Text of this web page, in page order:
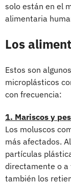
solo están en el
alimentaria
Los
Estos son
microplásticos
con frecuencia:
1. Mariscos y
Los moluscos
más afectados.
partículas
directamente o a
también los